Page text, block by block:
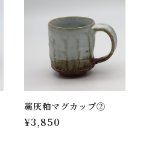
藁灰釉マグカップ②
¥3,850